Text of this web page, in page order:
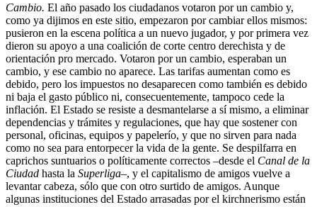
Cambio. El año pasado los ciudadanos votaron por un cambio y,
como ya dijimos en este sitio, empezaron por cambiar ellos mismos:
pusieron en la escena política a un nuevo jugador, y por primera vez
dieron su apoyo a una coalición de corte centro derechista y de
orientación pro mercado. Votaron por un cambio, esperaban un
cambio, y ese cambio no aparece. Las tarifas aumentan como es
debido, pero los impuestos no desaparecen como también es debido
ni baja el gasto público ni, consecuentemente, tampoco cede la
inflación. El Estado se resiste a desmantelarse a sí mismo, a eliminar
dependencias y trámites y regulaciones, que hay que sostener con
personal, oficinas, equipos y papelerío, y que no sirven para nada
como no sea para entorpecer la vida de la gente. Se despilfarra en
caprichos suntuarios o políticamente correctos –desde el Canal de la
Ciudad hasta la Superliga–, y el capitalismo de amigos vuelve a
levantar cabeza, sólo que con otro surtido de amigos. Aunque
algunas instituciones del Estado arrasadas por el kirchnerismo están